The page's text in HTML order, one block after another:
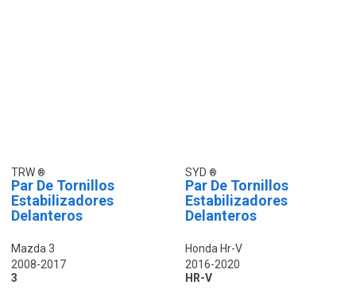
TRW
Par De Tornillos
Estabilizadores
Delanteros
Mazda 3
2008-2017
3
SYD
Par De Tornillos
Estabilizadores
Delanteros
Honda Hr-V
2016-2020
HR-V